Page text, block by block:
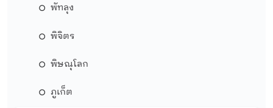
พัทลุง
พิจิตร
พิษณุโลก
ภูเก็ต